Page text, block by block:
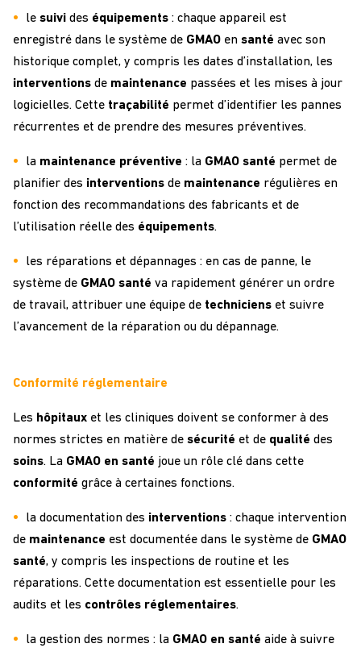
le suivi des équipements : chaque appareil est
enregistré dans le système de GMAO en santé avec son
historique complet, y compris les dates d’installation, les
interventions de maintenance passées et les mises à jour
logicielles. Cette traçabilité permet d’identifier les pannes
récurrentes et de prendre des mesures préventives.
la maintenance préventive : la GMAO santé permet de
planifier des interventions de maintenance régulières en
fonction des recommandations des fabricants et de
l’utilisation réelle des équipements.
les réparations et dépannages : en cas de panne, le
système de GMAO santé va rapidement générer un ordre
de travail, attribuer une équipe de techniciens et suivre
l’avancement de la réparation ou du dépannage.
Conformité réglementaire
Les hôpitaux et les cliniques doivent se conformer à des
normes strictes en matière de sécurité et de qualité des
soins. La GMAO en santé joue un rôle clé dans cette
conformité grâce à certaines fonctions.
la documentation des interventions : chaque intervention
de maintenance est documentée dans le système de GMAO
santé, y compris les inspections de routine et les
réparations. Cette documentation est essentielle pour les
audits et les contrôles réglementaires.
la gestion des normes : la GMAO en santé aide à suivre